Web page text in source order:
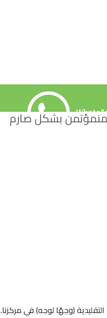
بشكل صارم
(وجهًا لوجه) في مركزنا.